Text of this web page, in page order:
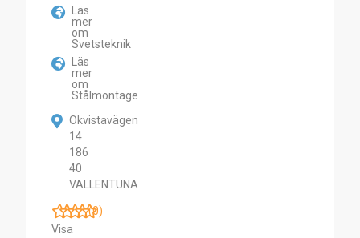
Läs
mer
om
Svetsteknik
Läs
mer
om
Stålmontage
Okvistavägen
14
186
40
VALLENTUNA
(0)
Visa